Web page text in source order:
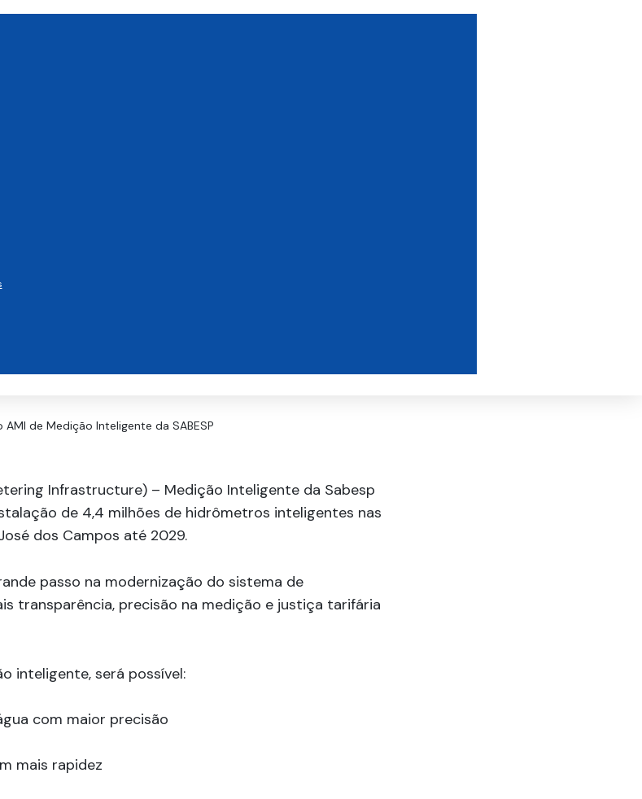
AMI de Medição Inteligente da SABESP
Infrastructure) – Medição Inteligente da Sabesp
de 4,4 milhões de hidrômetros inteligentes nas
dos Campos até 2029.
passo na modernização do sistema de
transparência, precisão na medição e justiça tarifária
inteligente, será possível:
com maior precisão
mais rapidez